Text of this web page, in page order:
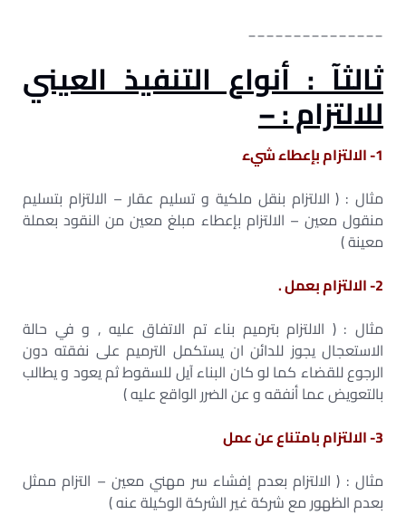
_______________
ثالثآ : أنواع التنفيذ العيني
للالتزام : –
1- الالتزام بإعطاء شيء
مثال : ( الالتزام بنقل ملكية و تسليم عقار – الالتزام بتسليم
منقول معين – الالتزام بإعطاء مبلغ معين من النقود بعملة
معينة )
2- الالتزام بعمل .
مثال : ( الالتزام بترميم بناء تم الاتفاق عليه , و في حالة
الاستعجال يجوز للدائن ان يستكمل الترميم على نفقته دون
الرجوع للقضاء كما لو كان البناء آيل للسقوط ثم يعود و يطالب
بالتعويض عما أنفقه و عن الضرر الواقع عليه )
3- الالتزام بامتناع عن عمل
مثال : ( الالتزام بعدم إفشاء سر مهني معين – التزام ممثل
بعدم الظهور مع شركة غير الشركة الوكيلة عنه )